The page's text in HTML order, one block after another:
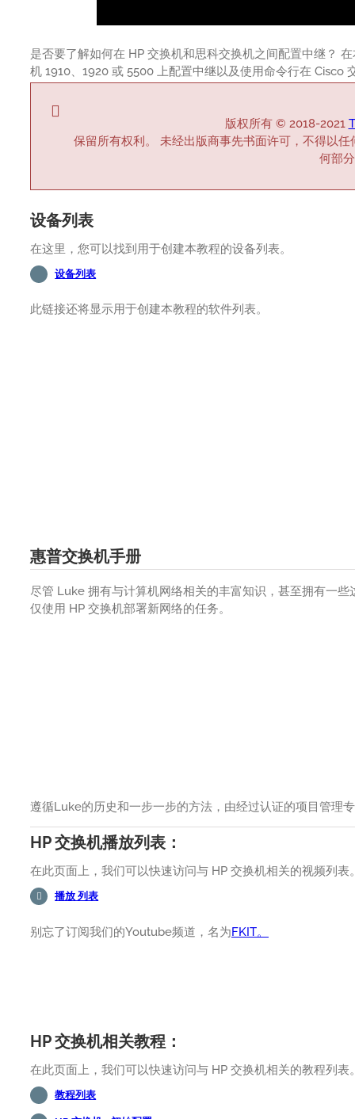
是否要了解如何在 HP 交换机和思科交换机之间配置中继？
机 1910、1920 或 5500 上配置中继以及使用命令行在 Cisco
版权所有 © 2018-2021
保留所有权利。 未经出版商事先书面许可，不得以
何部
设备列表
在这里，您可以找到用于创建本教程的设备列表。
设备列表
此链接还将显示用于创建本教程的软件列表。
惠普交换机手册
尽管 Luke 拥有与计算机网络相关的丰富知识，甚至拥有一
仅使用 HP 交换机部署新网络的任务。
遵循Luke的历史和一步一步的方法，由经过认证的项目管理
HP 交换机播放列表：
在此页面上，我们可以快速访问与 HP 交换机相关的视频列表
播放 列表
别忘了订阅我们的Youtube频道，名为FKIT。
HP 交换机相关教程：
在此页面上，我们可以快速访问与 HP 交换机相关的教程列表
教程列表